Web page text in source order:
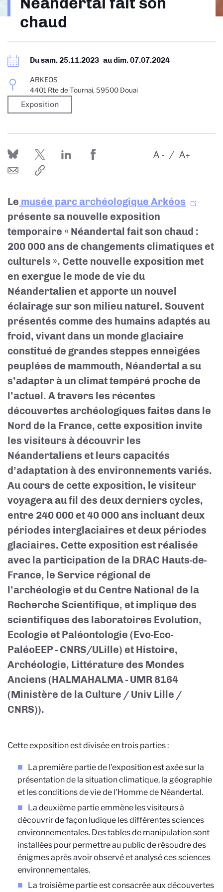
chaud
Dusam. 25.11.2023 audim. 07.07.2024
ARKEOS
4401 Rte de Tournai, 59500 Douai
Exposition
-
A +
A
Le musée parc archéologique Arkéos
présente sa nouvelle exposition
temporaire « Néandertal fait son chaud :
200 000 ans de changements climatiques et
culturels ». Cette nouvelle exposition met
en exergue le mode de vie du
Néandertalien et apporte un nouvel
éclairage sur son milieu naturel. Souvent
présentés comme des humains adaptés au
froid, vivant dans un monde glaciaire
constitué de grandes steppes enneigées
peuplées de mammouth, Néandertal a su
s’adapter à un climat tempéré proche de
l’actuel. A travers les récentes
découvertes archéologiques faites dans le
Nord de la France, cette exposition invite
les visiteurs à découvrir les
Néandertaliens et leurs capacités
d’adaptation à des environnements variés.
Au cours de cette exposition, le visiteur
voyagera au fil des deux derniers cycles,
entre 240 000 et 40 000 ans incluant deux
périodes interglaciaires et deux périodes
glaciaires. Cette exposition est réalisée
avec la participation de la DRAC Hauts-de-
France, le Service régional de
l’archéologie et du Centre National de la
Recherche Scientifique, et implique des
scientifiques des laboratoires Evolution,
Ecologie et Paléontologie (Evo-Eco-
PaléoEEP - CNRS/ULille) et Histoire,
Archéologie, Littérature des Mondes
Anciens (HALMAHALMA - UMR 8164
(Ministère de la Culture / Univ Lille /
CNRS)).
Cette exposition est divisée en trois parties :
La première partie de l’exposition est axée sur la
présentation de la situation climatique, la géographie
et les conditions de vie de l’Homme de Néandertal.
La deuxième partie emmène les visiteurs à
découvrir de façon ludique les différentes sciences
environnementales. Des tables de manipulation sont
installées pour permettre au public de résoudre des
énigmes après avoir observé et analysé ces sciences
environnementales.
La troisième partie est consacrée aux découvertes